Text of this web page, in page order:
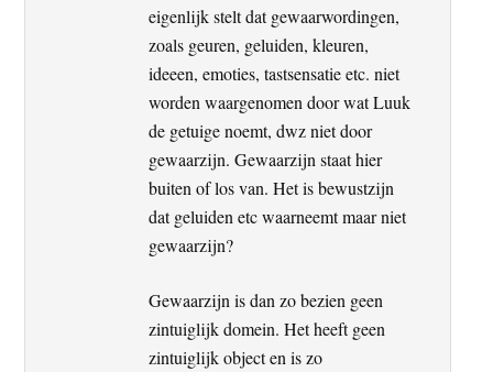
eigenlijk stelt dat gewaarwordingen,
zoals geuren, geluiden, kleuren,
ideeen, emoties, tastsensatie etc. niet
worden waargenomen door wat Luuk
de getuige noemt, dwz niet door
gewaarzijn. Gewaarzijn staat hier
buiten of los van. Het is bewustzijn
dat geluiden etc waarneemt maar niet
gewaarzijn?
Gewaarzijn is dan zo bezien geen
zintuiglijk domein. Het heeft geen
zintuiglijk object en is zo